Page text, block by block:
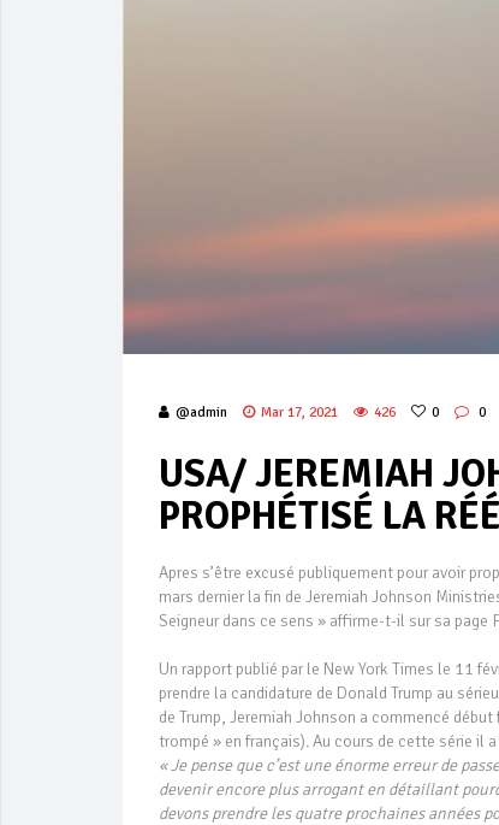
@admin Mar 17, 2021 426 0 0
USA/ JEREMIAH
PROPHÉTISÉ LA
Apres s’être excusé publiquement pour avoir
mars dernier la fin de Jeremiah Johnson
Seigneur dans ce sens » affirme-t-il sur sa page
Un rapport publié par le New York Times le 11
prendre la candidature de Donald Trump au
de Trump, Jeremiah Johnson a commencé
trompé » en français). Au cours de cette série il
« Je pense que c’est une énorme erreur de
devenir encore plus arrogant en détaillant
devons prendre les quatre prochaines années